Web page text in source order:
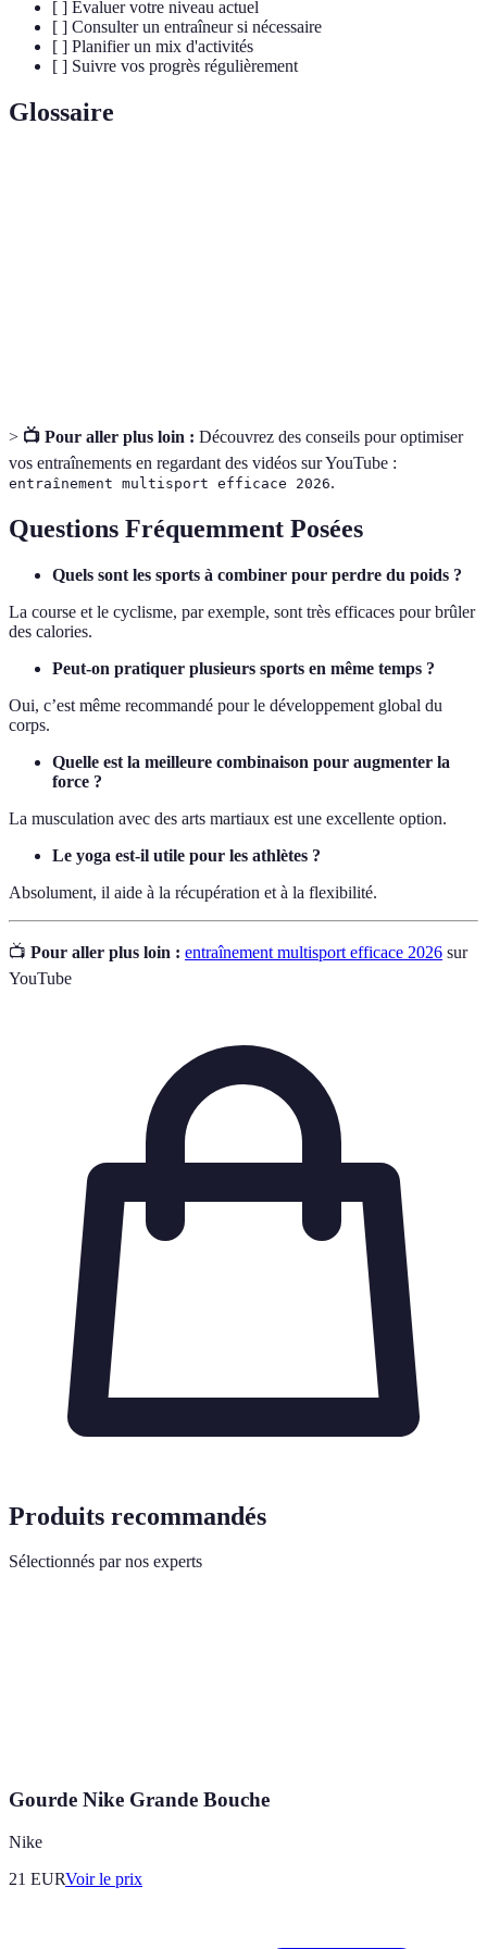
[ ] Évaluer votre niveau actuel
[ ] Consulter un entraîneur si nécessaire
[ ] Planifier un mix d'activités
[ ] Suivre vos progrès régulièrement
Glossaire
> 📺 Pour aller plus loin : Découvrez des conseils pour optimiser
vos entraînements en regardant des vidéos sur YouTube :
entraînement multisport efficace 2026.
Questions Fréquemment Posées
Quels sont les sports à combiner pour perdre du poids ?
La course et le cyclisme, par exemple, sont très efficaces pour brûler
des calories.
Peut-on pratiquer plusieurs sports en même temps ?
Oui, c’est même recommandé pour le développement global du
corps.
Quelle est la meilleure combinaison pour augmenter la
force ?
La musculation avec des arts martiaux est une excellente option.
Le yoga est-il utile pour les athlètes ?
Absolument, il aide à la récupération et à la flexibilité.
📺 Pour aller plus loin : entraînement multisport efficace 2026 sur
YouTube
Produits recommandés
Sélectionnés par nos experts
Gourde Nike Grande Bouche
Nike
21 EURVoir le prix